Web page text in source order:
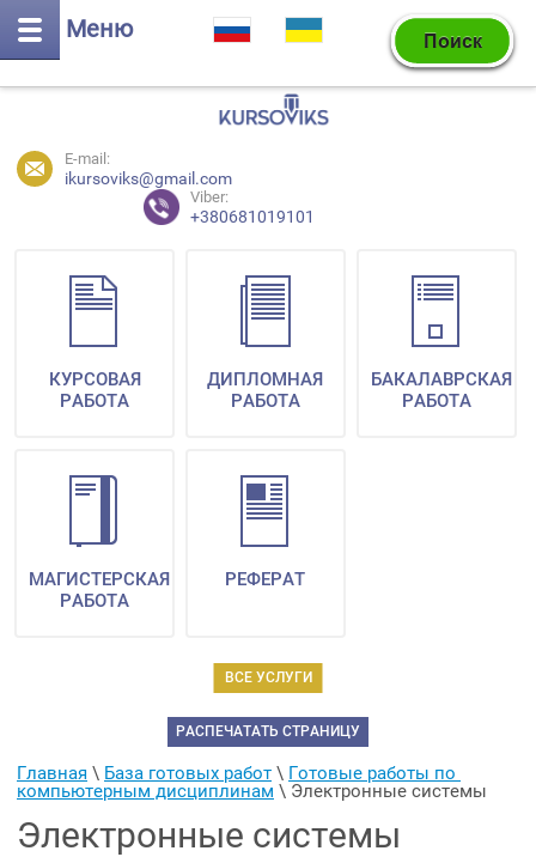
Меню
E-mail:
ikursoviks@gmail.com
Viber:
+380681019101
ВСЕ УСЛУГИ
КУРСОВАЯ
РАБОТА
ДИПЛОМНАЯ
РАБОТА
БАКАЛАВРСКАЯ
РАБОТА
МАГИСТЕРСКАЯ
РАБОТА
РЕФЕРАТ
РАСПЕЧАТАТЬ СТРАНИЦУ
Главная \ База готовых работ \ Готовые работы по
компьютерным дисциплинам \ Электронные системы
Электронные системы